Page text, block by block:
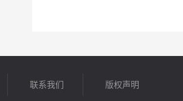
联系我们 版权声明